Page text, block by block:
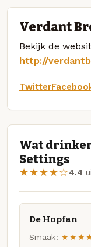
Verdant
Bekijk de
http://
Twitter
Wat
Settings
★★★★☆4.4
De Hopfan
Smaak: